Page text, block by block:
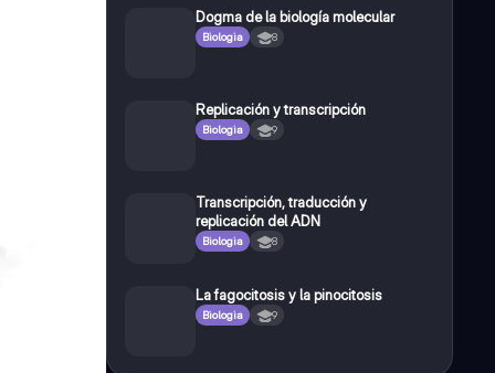
Dogma de la biología molecular
Biologia 8
Replicación y transcripción
Biologia 9
Transcripción, traducción y
replicación del ADN
Biologia 8
La fagocitosis y la pinocitosis
Biologia 9